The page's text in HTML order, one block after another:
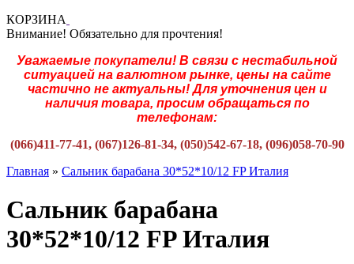
КОРЗИНА
Внимание! Обязательно для прочтения!
Уважаемые покупатели! В связи с нестабильной
ситуацией на валютном рынке, цены на сайте
частично не актуальны! Для уточнения цен и
наличия товара, просим обращаться по
телефонам:
(066)411-77-41, (067)126-81-34, (050)542-67-18, (096)058-70-90
Главная » Сальник барабана 30*52*10/12 FP Италия
Сальник барабана
30*52*10/12 FP Италия